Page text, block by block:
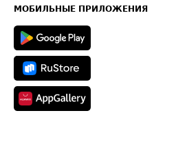
Техническая информация
МОБИЛЬНЫЕ ПРИЛОЖЕНИЯ